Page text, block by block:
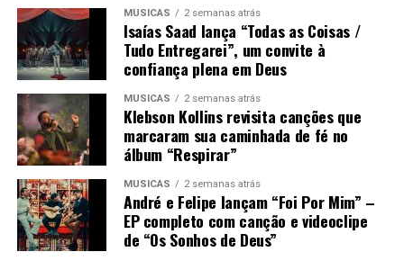
MÚSICAS 2 semanas atrás
Isaías Saad lança “Todas as Coisas /
Tudo Entregarei”, um convite à
confiança plena em Deus
MÚSICAS 2 semanas atrás
Klebson Kollins revisita canções que
marcaram sua caminhada de fé no
álbum “Respirar”
MÚSICAS 2 semanas atrás
André e Felipe lançam “Foi Por Mim” –
EP completo com canção e videoclipe
de “Os Sonhos de Deus”